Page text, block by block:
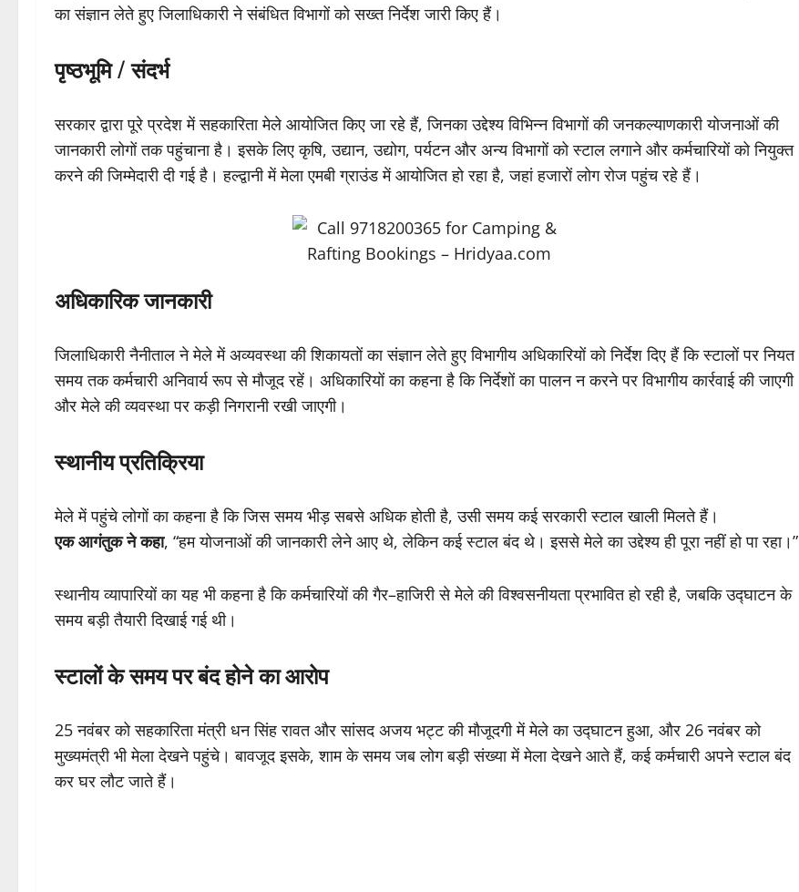
का संज्ञान लेते हुए जिलाधिकारी ने संबंधित विभागों को सख्त निर्देश जारी किए हैं।
पृष्ठभूमि / संदर्भ
सरकार द्वारा पूरे प्रदेश में सहकारिता मेले आयोजित किए जा रहे हैं, जिनका उद्देश्य विभिन्न विभागों की जनकल्याणकारी योजनाओं की
जानकारी लोगों तक पहुंचाना है। इसके लिए कृषि, उद्यान, उद्योग, पर्यटन और अन्य विभागों को स्टाल लगाने और कर्मचारियों को नियुक्त
करने की जिम्मेदारी दी गई है। हल्द्वानी में मेला एमबी ग्राउंड में आयोजित हो रहा है, जहां हजारों लोग रोज पहुंच रहे हैं।
अधिकारिक जानकारी
जिलाधिकारी नैनीताल ने मेले में अव्यवस्था की शिकायतों का संज्ञान लेते हुए विभागीय अधिकारियों को निर्देश दिए हैं कि स्टालों पर नियत
समय तक कर्मचारी अनिवार्य रूप से मौजूद रहें। अधिकारियों का कहना है कि निर्देशों का पालन न करने पर विभागीय कार्रवाई की जाएगी
और मेले की व्यवस्था पर कड़ी निगरानी रखी जाएगी।
स्थानीय प्रतिक्रिया
मेले में पहुंचे लोगों का कहना है कि जिस समय भीड़ सबसे अधिक होती है, उसी समय कई सरकारी स्टाल खाली मिलते हैं।
एक आगंतुक ने कहा, “हम योजनाओं की जानकारी लेने आए थे, लेकिन कई स्टाल बंद थे। इससे मेले का उद्देश्य ही पूरा नहीं हो पा रहा।”
स्थानीय व्यापारियों का यह भी कहना है कि कर्मचारियों की गैर–हाजिरी से मेले की विश्वसनीयता प्रभावित हो रही है, जबकि उद्घाटन के
समय बड़ी तैयारी दिखाई गई थी।
स्टालों के समय पर बंद होने का आरोप
25 नवंबर को सहकारिता मंत्री धन सिंह रावत और सांसद अजय भट्ट की मौजूदगी में मेले का उद्घाटन हुआ, और 26 नवंबर को
मुख्यमंत्री भी मेला देखने पहुंचे। बावजूद इसके, शाम के समय जब लोग बड़ी संख्या में मेला देखने आते हैं, कई कर्मचारी अपने स्टाल बंद
कर घर लौट जाते हैं।